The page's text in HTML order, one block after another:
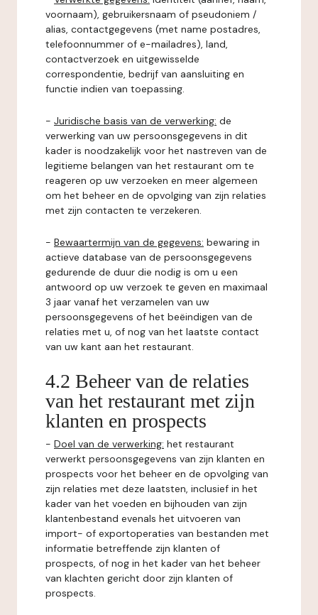
voornaam), gebruikersnaam of pseudoniem /
alias, contactgegevens (met name postadres,
telefoonnummer of e-mailadres), land,
contactverzoek en uitgewisselde
correspondentie, bedrijf van aansluiting en
functie indien van toepassing.
- Juridische basis van de verwerking: de
verwerking van uw persoonsgegevens in dit
kader is noodzakelijk voor het nastreven van de
legitieme belangen van het restaurant om te
reageren op uw verzoeken en meer algemeen
om het beheer en de opvolging van zijn relaties
met zijn contacten te verzekeren.
- Bewaartermijn van de gegevens: bewaring in
actieve database van de persoonsgegevens
gedurende de duur die nodig is om u een
antwoord op uw verzoek te geven en maximaal
3 jaar vanaf het verzamelen van uw
persoonsgegevens of het beëindigen van de
relaties met u, of nog van het laatste contact
van uw kant aan het restaurant.
4.2 Beheer van de relaties
van het restaurant met zijn
klanten en prospects
- Doel van de verwerking: het restaurant
verwerkt persoonsgegevens van zijn klanten en
prospects voor het beheer en de opvolging van
zijn relaties met deze laatsten, inclusief in het
kader van het voeden en bijhouden van zijn
klantenbestand evenals het uitvoeren van
import- of exportoperaties van bestanden met
informatie betreffende zijn klanten of
prospects, of nog in het kader van het beheer
van klachten gericht door zijn klanten of
prospects.